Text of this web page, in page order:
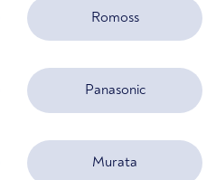
Romoss
Panasonic
Murata